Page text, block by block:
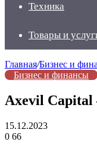
Техника
Товары и
Главная/Бизнес и
Бизнес и финансы
Axevil Capital
15.12.2023
0 66